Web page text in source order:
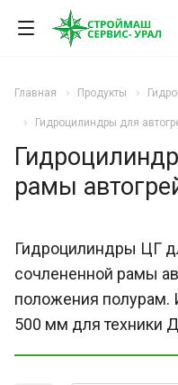
Главная Продукты
Гидроцилиндры для
рамы
Гидроцилиндры ЦГ
сочлененной рамы
положения полурам.
500 мм для техники